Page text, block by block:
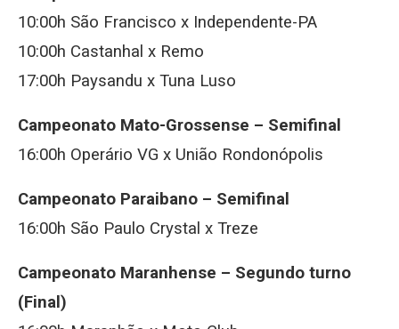
10:00h São Francisco x Independente-PA
10:00h Castanhal x Remo
17:00h Paysandu x Tuna Luso
Campeonato Mato-Grossense – Semifinal
16:00h Operário VG x União Rondonópolis
Campeonato Paraibano – Semifinal
16:00h São Paulo Crystal x Treze
Campeonato Maranhense – Segundo turno
(Final)